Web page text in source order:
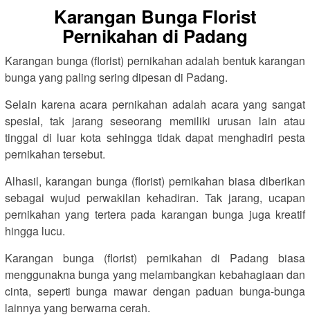
Karangan Bunga Florist
Pernikahan di Padang
Karangan bunga (florist) pernikahan adalah bentuk karangan
bunga yang paling sering dipesan di Padang.
Selain karena acara pernikahan adalah acara yang sangat
spesial, tak jarang seseorang memiliki urusan lain atau
tinggal di luar kota sehingga tidak dapat menghadiri pesta
pernikahan tersebut.
Alhasil, karangan bunga (florist) pernikahan biasa diberikan
sebagai wujud perwakilan kehadiran. Tak jarang, ucapan
pernikahan yang tertera pada karangan bunga juga kreatif
hingga lucu.
Karangan bunga (florist) pernikahan di Padang biasa
menggunakna bunga yang melambangkan kebahagiaan dan
cinta, seperti bunga mawar dengan paduan bunga-bunga
lainnya yang berwarna cerah.